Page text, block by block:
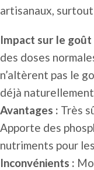
artisanaux,
Impact sur le goût
des doses
n’altèrent pas le
déjà
Avantages : Très
Apporte des
nutriments pour
Inconvénients :